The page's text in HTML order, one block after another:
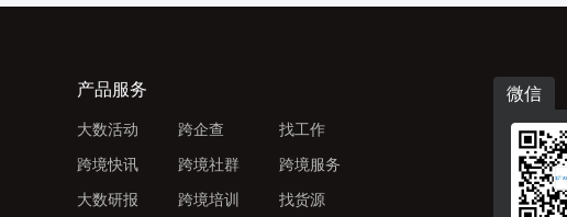
产品服务
大数活动
跨境快讯
大数研报
跨企查
跨境社群
跨境培训
找工作
跨境服务
找货源
微信